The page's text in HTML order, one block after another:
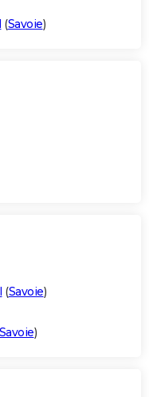
(Savoie)
(Savoie)
)